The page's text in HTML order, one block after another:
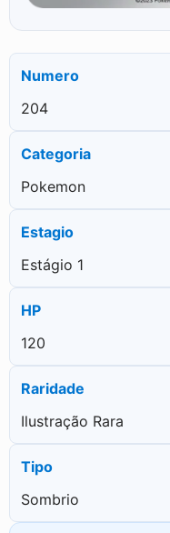
Numero
204
Categoria
Pokemon
Estagio
Estágio 1
HP
120
Raridade
Ilustração Rara
Tipo
Sombrio